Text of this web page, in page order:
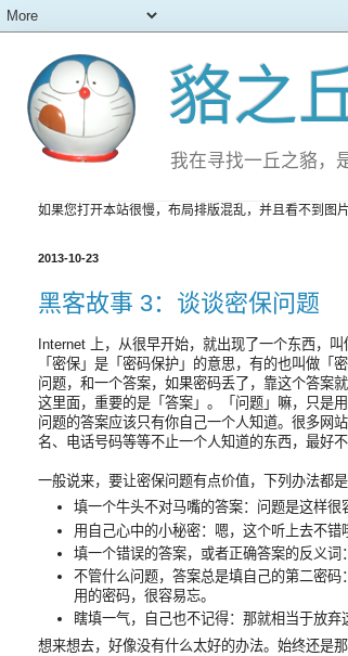
貉之
我在寻找一丘之貉，
如果您打开本站很慢，布局排版混乱，并且看不到图
2013-10-23
黑客故事 3：谈谈密保问题
Internet 上，从很早开始，就出现了一个东西，叫
「密保」是「密码保护」的意思，有的也叫做「
问题，和一个答案，如果密码丢了，靠这个答案就
这里面，重要的是「答案」。「问题」嘛，只是
问题的答案应该只有你自己一个人知道。很多网
名、电话号码等等不止一个人知道的东西，最好不
一般说来，要让密保问题有点价值，下列办法都是
填一个牛头不对马嘴的答案：问题是这样很
用自己心中的小秘密：嗯，这个听上去不错
填一个错误的答案，或者正确答案的反义词
不管什么问题，答案总是填自己的第二密
用的密码，很容易忘。
瞎填一气，自己也不记得：那就相当于放弃
想来想去，好像没有什么太好的办法。始终还是